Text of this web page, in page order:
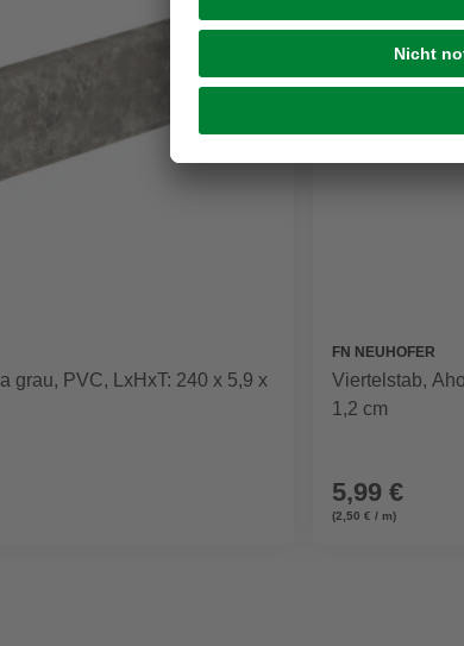
grau, PVC, LxHxT: 240 x 5,9 x
FN NEUHOFER
Viertelstab,
1,2 cm
5,99 €
(2,50 € / m)